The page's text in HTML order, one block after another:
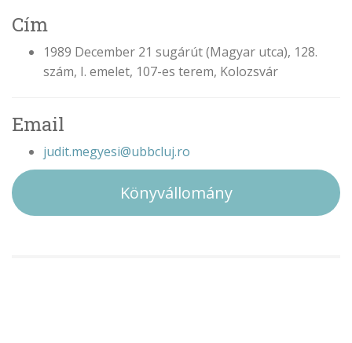
Cím
1989 December 21 sugárút (Magyar utca), 128.
szám, I. emelet, 107-es terem, Kolozsvár
Email
judit.megyesi@ubbcluj.ro
Könyvállomány